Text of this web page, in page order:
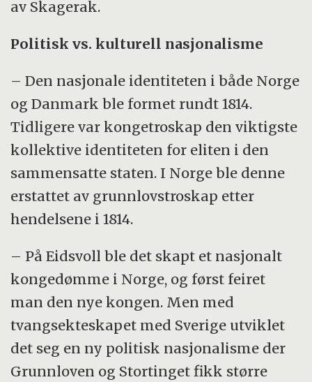
av Skagerak.
Politisk vs. kulturell nasjonalisme
– Den nasjonale identiteten i både Norge
og Danmark ble formet rundt 1814.
Tidligere var kongetroskap den viktigste
kollektive identiteten for eliten i den
sammensatte staten. I Norge ble denne
erstattet av grunnlovstroskap etter
hendelsene i 1814.
– På Eidsvoll ble det skapt et nasjonalt
kongedømme i Norge, og først feiret
man den nye kongen. Men med
tvangsekteskapet med Sverige utviklet
det seg en ny politisk nasjonalisme der
Grunnloven og Stortinget fikk større